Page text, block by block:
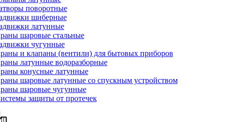
поворотные
шиберные
латунные
шаровые стальные
чугунные
и клапаны (вентили) для бытовых приборов
латунные водоразборные
конусные латунные
шаровые латунные со спускным устройством
шаровые чугунные
защиты от протечек